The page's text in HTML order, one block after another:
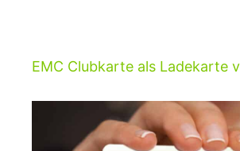
EMC Clubkarte als Ladekarte